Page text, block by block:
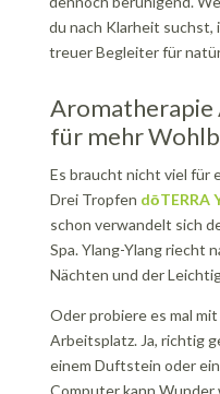
du nach Klarheit
treuer Begleiter für
Aromatherapie
für mehr
Es braucht nicht viel für
Drei Tropfen dōTERRA
schon verwandelt sich
Spa. Ylang-Ylang riecht
Nächten und der
Oder probiere es mal mit
Arbeitsplatz. Ja, richtig
einem Duftstein oder
Computer kann Wunder